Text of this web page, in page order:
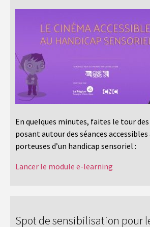
En quelques minutes, faites le tour
posant autour des séances
porteuses d’un handicap sensoriel :
Lancer le module e-learning
Spot de sensibilisation pour